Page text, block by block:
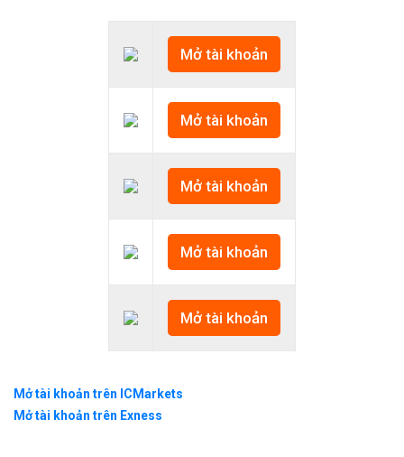
Mở tài khoản
Mở tài khoản
Mở tài khoản
Mở tài khoản
Mở tài khoản
Mở tài khoản trên ICMarkets
Mở tài khoản trên Exness